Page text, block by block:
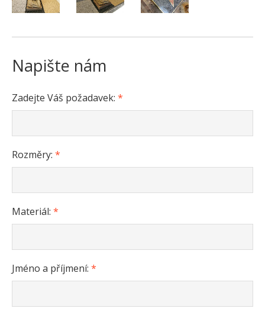
Napište nám
Zadejte Váš požadavek: *
Rozměry: *
Materiál: *
Jméno a příjmení: *